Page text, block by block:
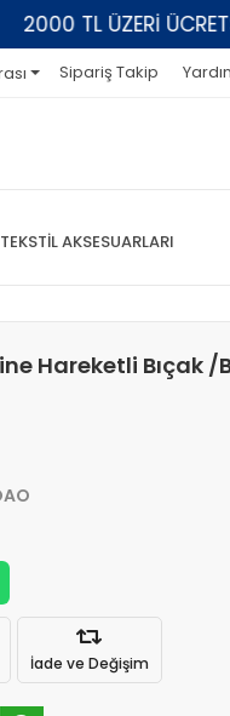
TL ÜZERİ ÜCRETSİZ
Sipariş Takip
TEKSTİL AKSESUARLARI
Hareketli Bıçak
İade ve Değişim